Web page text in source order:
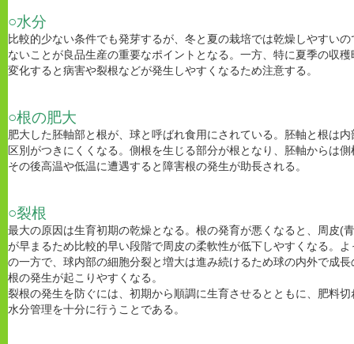
○水分
比較的少ない条件でも発芽するが、冬と夏の栽培では乾燥しやすい
ないことが良品生産の重要なポイントとなる。一方、特に夏季の収
変化すると病害や裂根などが発生しやすくなるため注意する。
○根の肥大
肥大した胚軸部と根が、球と呼ばれ食用にされている。胚軸と根は
区別がつきにくくなる。側根を生じる部分が根となり、胚軸からは
その後高温や低温に遭遇すると障害根の発生が助長される。
○裂根
最大の原因は生育初期の乾燥となる。根の発育が悪くなると、周皮(
が早まるため比較的早い段階で周皮の柔軟性が低下しやすくなる。
の一方で、球内部の細胞分裂と増大は進み続けるため球の内外で成
根の発生が起こりやすくなる。
裂根の発生を防ぐには、初期から順調に生育させるとともに、肥料
水分管理を十分に行うことである。